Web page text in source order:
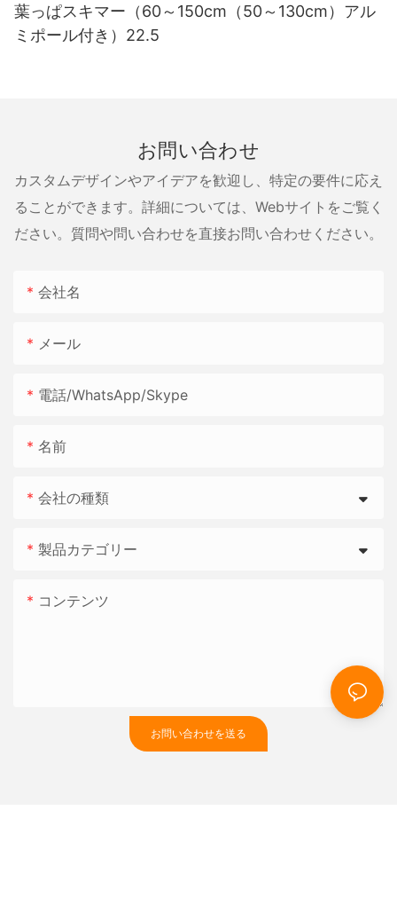
葉っぱスキマー（60～150cm（50～130cm）アル
ミポール付き）22.5
お問い合わせ
カスタムデザインやアイデアを歓迎し、特定の要件に応え
ることができます。詳細については、Webサイトをご覧く
ださい。質問や問い合わせを直接お問い合わせください。
会社名
メール
電話/WhatsApp/Skype
名前
会社の種類
製品カテゴリー
コンテンツ
お問い合わせを送る